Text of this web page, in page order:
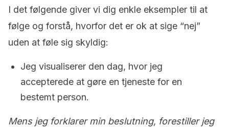
I det følgende giver vi dig enkle eksempler til at
følge og forstå, hvorfor det er ok at sige “nej”
uden at føle sig skyldig:
Jeg visualiserer den dag, hvor jeg
accepterede at gøre en tjeneste for en
bestemt person.
Mens jeg forklarer min beslutning, forestiller jeg